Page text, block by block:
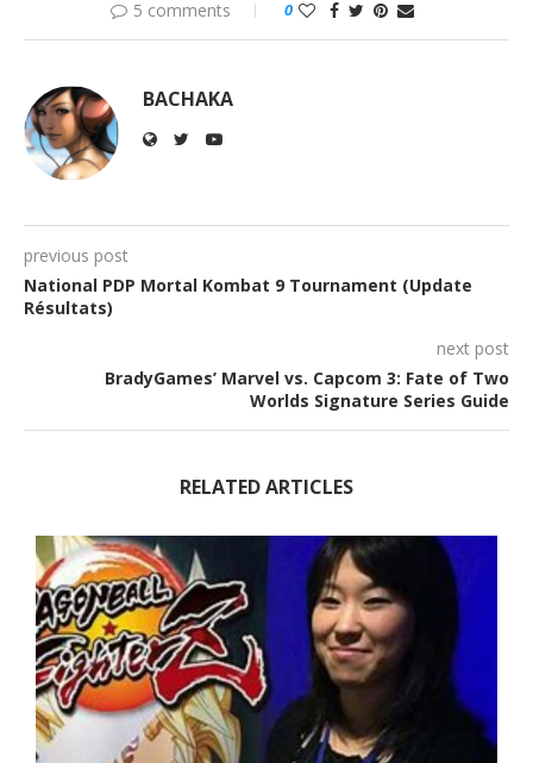
5 comments 0
BACHAKA
previous post
National PDP Mortal Kombat 9 Tournament (Update
Résultats)
next post
BradyGames’ Marvel vs. Capcom 3: Fate of Two
Worlds Signature Series Guide
RELATED ARTICLES